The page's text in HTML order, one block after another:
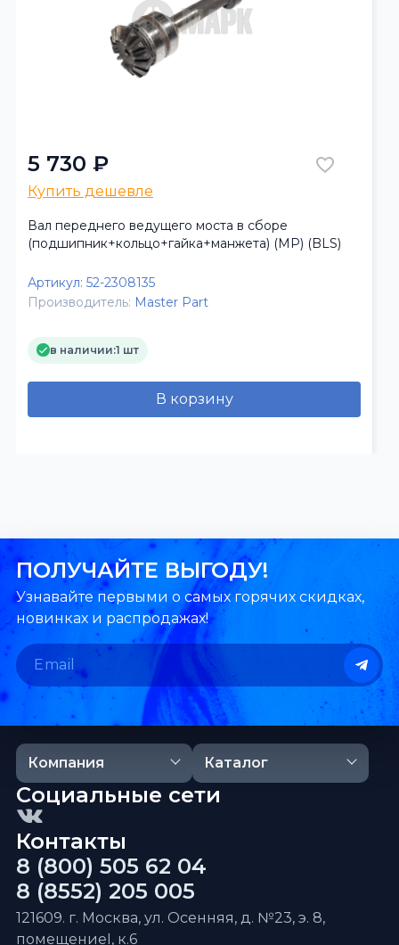
5 730 ₽
Купить дешевле
Вал переднего ведущего моста в сборе
(подшипник+кольцо+гайка+манжета) (МР) (BLS)
Артикул: 52-2308135
Производитель: Master Part
в наличии:1 шт
В корзину
ПОЛУЧАЙТЕ ВЫГОДУ!
Узнавайте первыми о самых горячих скидках,
новинках и распродажах!
Компания Каталог
Контакты
8 (800) 505 62 04
8 (8552) 205 005
121609. г. Москва, ул. Осенняя, д. №23, э. 8,
помещениеI, к.6
Социальные сети